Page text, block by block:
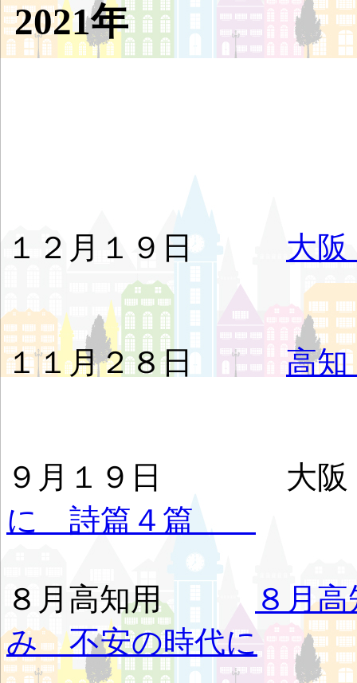
2021年
１２月１９日 大
１１月２８日高
９月１９日 大
に 詩篇４篇
８月高知用 ８月
み 不安の時代に